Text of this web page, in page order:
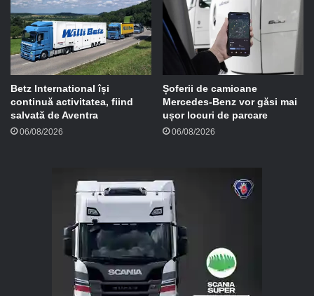
Betz International își
continuă activitatea, fiind
salvată de Aventra
06/08/2026
Șoferii de camioane
Mercedes-Benz vor găsi mai
ușor locuri de parcare
06/08/2026